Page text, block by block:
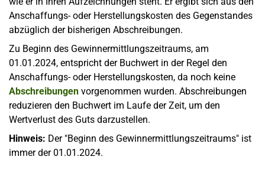
Anschaffungs- oder Herstellungskosten des Gegenstandes
abzüglich der bisherigen Abschreibungen.
Zu Beginn des Gewinnermittlungszeitraums, am
01.01.2024, entspricht der Buchwert in der Regel den
Anschaffungs- oder Herstellungskosten, da noch keine
Abschreibungen vorgenommen wurden. Abschreibungen
reduzieren den Buchwert im Laufe der Zeit, um den
Wertverlust des Guts darzustellen.
Hinweis: Der "Beginn des Gewinnermittlungszeitraums" ist
immer der 01.01.2024.